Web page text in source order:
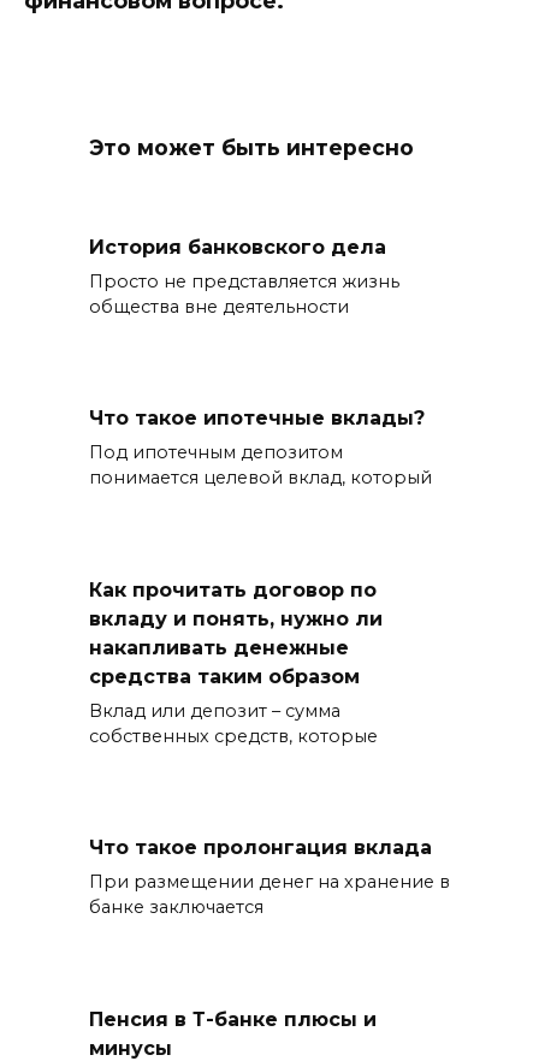
Это может быть интересно
История банковского дела
Просто не представляется жизнь
общества вне деятельности
Что такое ипотечные вклады?
Под ипотечным депозитом
понимается целевой вклад, который
Как прочитать договор по
вкладу и понять, нужно ли
накапливать денежные
средства таким образом
Вклад или депозит – сумма
собственных средств, которые
Что такое пролонгация вклада
При размещении денег на хранение в
банке заключается
Пенсия в Т-банке плюсы и
минусы